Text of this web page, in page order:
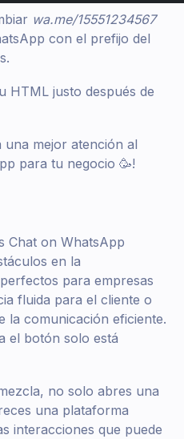
wa.me/15551234567
con el prefijo del
HTML justo después de
una mejor atención al
para tu negocio 🥳!
Chat on WhatsApp
en la
para empresas
fluida para el cliente o
la comunicación eficiente.
el botón solo está
no solo abres una
una plataforma
interacciones que puede